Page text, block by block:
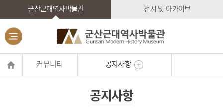
군산근대역사박물관 전시 및 아카이브
커뮤니티 공지사항
공지사항